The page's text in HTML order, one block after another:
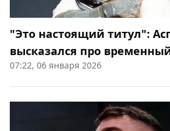
"Это настоящий титул":
высказался про
07:22, 06 января 2026